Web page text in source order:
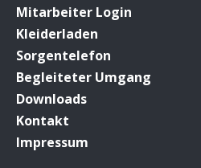
Mitarbeiter Login
Kleiderladen
Sorgentelefon
Begleiteter Umgang
Downloads
Kontakt
Impressum